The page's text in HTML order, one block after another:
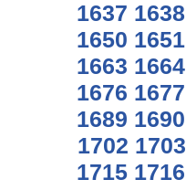
1637 1638
1650 1651
1663 1664
1676 1677
1689 1690
1702 1703
1715 1716